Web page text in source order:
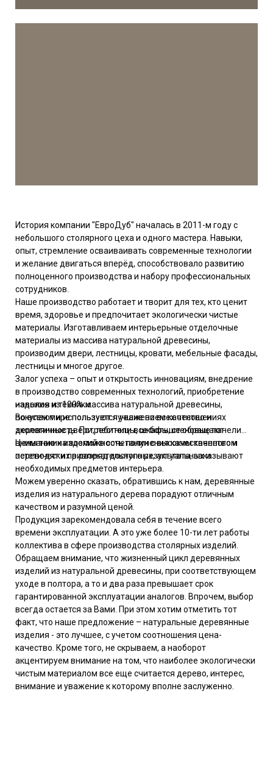
История компании "ЕвроДуб" началась в 2011-м году с
небольшого столярного цеха и одного мастера. Навыки,
опыт, стремление осваиваивать современные технологии
и желание двигаться вперёд, способствовало развитию
полноценного производства и набору профессиональных
сотрудников.
Наше производство работает и творит для тех, кто ценит
время, здоровье и предпочитает экологически чистые
материалы. Изготавливаем интерьерьные отделочные
материалы из массива натуральной древесины,
производим двери, лестницы, кровати, мебельные фасады,
лестницы и многое другое.
Залог успеха – опыт и открытость инновациям, внедрение
в производство современных технологий, приобретение
навыков и техники.
Во всем мире пользуется уважением качество и
экологичность. Потребители все больше обращают
внимание на возможность получения качественного и
эстетически привлекательного результата, заказывают
изделия из 100% массива натуральной древесины,
покупают и используют лучшие во всех отношениях
деревянные двери, лестницы, шкафы, стеновые панели...
Цены таких изделий в сочетании с высоким качеством
переводят их в разряд доступных, актуальных и
необходимых предметов интерьера.
Можем уверенно сказать, обратившись к нам, деревянные
изделия из натурального дерева порадуют отличным
качеством и разумной ценой.
Продукция зарекомендовала себя в течение всего
времени эксплуатации. А это уже более 10-ти лет работы
коллектива в сфере производства столярных изделий.
Обращаем внимание, что жизненный цикл деревянных
изделий из натуральной древесины, при соответствующем
уходе в полтора, а то и два раза превышает срок
гарантированной эксплуатации аналогов. Впрочем, выбор
всегда остается за Вами. При этом хотим отметить тот
факт, что наше предложение – натуральные деревянные
изделия - это лучшее, с учетом соотношения цена-
качество. Кроме того, не скрываем, а наоборот
акцентируем внимание на том, что наиболее экологически
чистым материалом все еще считается дерево, интерес,
внимание и уважение к которому вполне заслуженно.